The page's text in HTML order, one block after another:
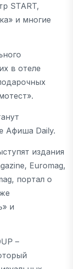
START,
и многие
в отеле
Афиша Daily.
издания
Euromag,
портал о
и
–